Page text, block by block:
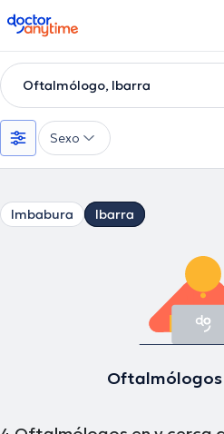
doctoranytime
Oftalmólogo, Ibarra
Sexo
Imbabura Ibarra